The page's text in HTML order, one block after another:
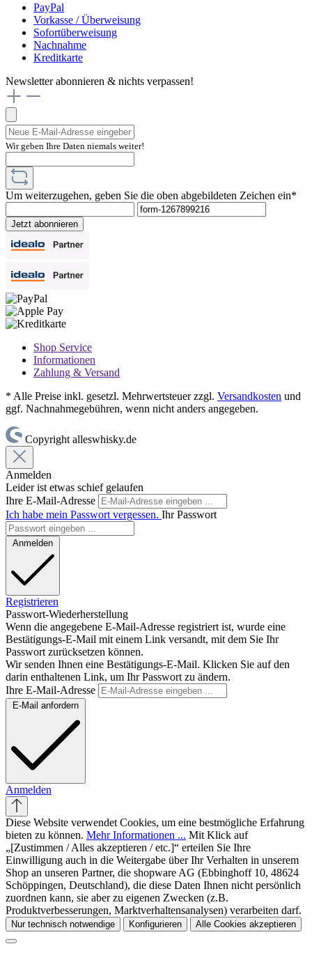
PayPal
Vorkasse / Überweisung
Sofortüberweisung
Nachnahme
Kreditkarte
Newsletter abonnieren & nichts verpassen!
Wir geben Ihre Daten niemals weiter!
Um weiterzugehen, geben Sie die oben abgebildeten Zeichen ein*
Jetzt abonnieren
Shop Service
Informationen
Zahlung & Versand
* Alle Preise inkl. gesetzl. Mehrwertsteuer zzgl. Versandkosten und
ggf. Nachnahmegebühren, wenn nicht anders angegeben.
Copyright alleswhisky.de
Anmelden
Leider ist etwas schief gelaufen
Ihre E-Mail-Adresse
Ich habe mein Passwort vergessen. Ihr Passwort
Anmelden
Registrieren
Passwort-Wiederherstellung
Wenn die angegebene E-Mail-Adresse registriert ist, wurde eine
Bestätigungs-E-Mail mit einem Link versandt, mit dem Sie Ihr
Passwort zurücksetzen können.
Wir senden Ihnen eine Bestätigungs-E-Mail. Klicken Sie auf den
darin enthaltenen Link, um Ihr Passwort zu ändern.
Ihre E-Mail-Adresse
E-Mail anfordern
Anmelden
Diese Website verwendet Cookies, um eine bestmögliche Erfahrung
bieten zu können. Mehr Informationen ... Mit Klick auf
„[Zustimmen / Alles akzeptieren / etc.]“ erteilen Sie Ihre
Einwilligung auch in die Weitergabe über Ihr Verhalten in unserem
Shop an unseren Partner, die shopware AG (Ebbinghoff 10, 48624
Schöppingen, Deutschland), die diese Daten Ihnen nicht persönlich
zuordnen kann, sie aber zu eigenen Zwecken (z.B.
Produktverbesserungen, Marktverhaltensanalysen) verarbeiten darf.
Nur technisch notwendige Konfigurieren Alle Cookies akzeptieren